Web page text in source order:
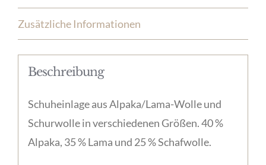
Zusätzliche Informationen
Beschreibung
Schuheinlage aus Alpaka/Lama-Wolle und
Schurwolle in verschiedenen Größen. 40 %
Alpaka, 35 % Lama und 25 % Schafwolle.